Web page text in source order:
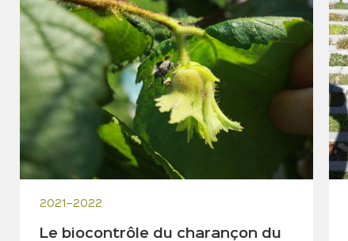
2021–2022
Le biocontrôle du charançon du